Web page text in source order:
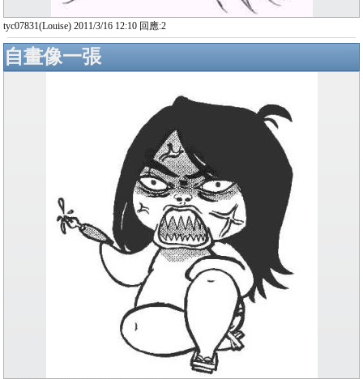
tyc07831(Louise) 2011/3/16 12:10 回應:2
自畫像一張